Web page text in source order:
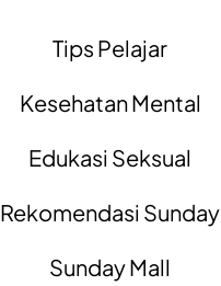
Tips Pelajar
Kesehatan Mental
Edukasi Seksual
Rekomendasi Sunday
Sunday Mall